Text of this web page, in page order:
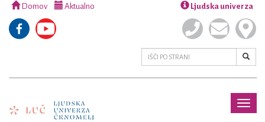
Domov Aktualno Ljudska univerza